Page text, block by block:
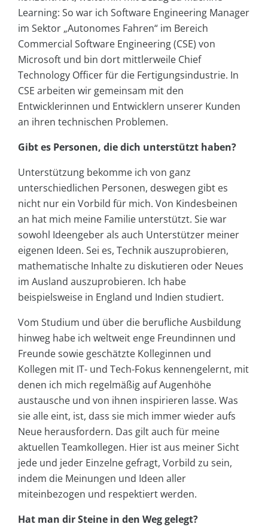
Learning: So war ich Software Engineering Manager
im Sektor „Autonomes Fahren“ im Bereich
Commercial Software Engineering (CSE) von
Microsoft und bin dort mittlerweile Chief
Technology Officer für die Fertigungsindustrie. In
CSE arbeiten wir gemeinsam mit den
Entwicklerinnen und Entwicklern unserer Kunden
an ihren technischen Problemen.
Gibt es Personen, die dich unterstützt haben?
Unterstützung bekomme ich von ganz
unterschiedlichen Personen, deswegen gibt es
nicht nur ein Vorbild für mich. Von Kindesbeinen
an hat mich meine Familie unterstützt. Sie war
sowohl Ideengeber als auch Unterstützer meiner
eigenen Ideen. Sei es, Technik auszuprobieren,
mathematische Inhalte zu diskutieren oder Neues
im Ausland auszuprobieren. Ich habe
beispielsweise in England und Indien studiert.
Vom Studium und über die berufliche Ausbildung
hinweg habe ich weltweit enge Freundinnen und
Freunde sowie geschätzte Kolleginnen und
Kollegen mit IT- und Tech-Fokus kennengelernt, mit
denen ich mich regelmäßig auf Augenhöhe
austausche und von ihnen inspirieren lasse. Was
sie alle eint, ist, dass sie mich immer wieder aufs
Neue herausfordern. Das gilt auch für meine
aktuellen Teamkollegen. Hier ist aus meiner Sicht
jede und jeder Einzelne gefragt, Vorbild zu sein,
indem die Meinungen und Ideen aller
miteinbezogen und respektiert werden.
Hat man dir Steine in den Weg gelegt?